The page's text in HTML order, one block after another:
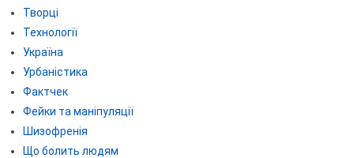
Творці
Технології
Україна
Урбаністика
Фактчек
Фейки та маніпуляції
Шизофренія
Що болить людям